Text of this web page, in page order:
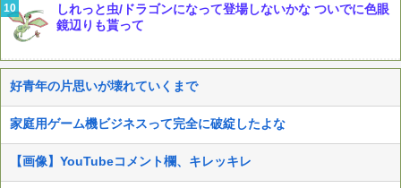
しれっと虫/ドラゴンになって登場しないかな ついでに色眼
鏡辺りも貰って
好青年の片思いが壊れていくまで
家庭用ゲーム機ビジネスって完全に破綻したよな
【画像】YouTubeコメント欄、キレッキレ